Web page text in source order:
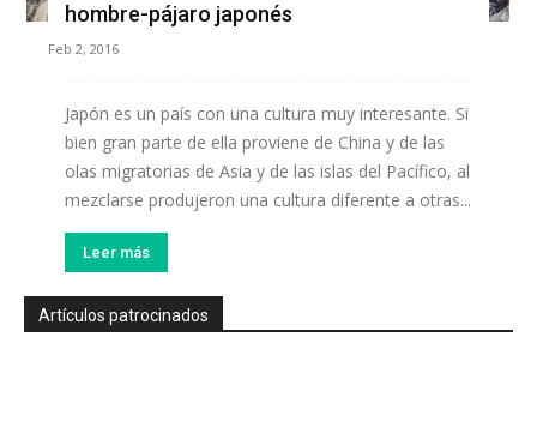
hombre-pájaro japonés
Feb 2, 2016
Japón es un país con una cultura muy interesante. Si
bien gran parte de ella proviene de China y de las
olas migratorias de Asia y de las islas del Pacífico, al
mezclarse produjeron una cultura diferente a otras...
Leer más
Artículos patrocinados